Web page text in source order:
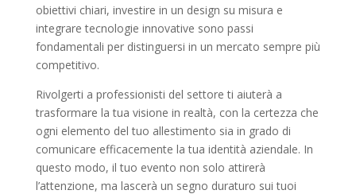
obiettivi chiari, investire in un design su misura e
integrare tecnologie innovative sono passi
fondamentali per distinguersi in un mercato sempre più
competitivo.
Rivolgerti a professionisti del settore ti aiuterà a
trasformare la tua visione in realtà, con la certezza che
ogni elemento del tuo allestimento sia in grado di
comunicare efficacemente la tua identità aziendale. In
questo modo, il tuo evento non solo attirerà
l’attenzione, ma lascerà un segno duraturo sui tuoi